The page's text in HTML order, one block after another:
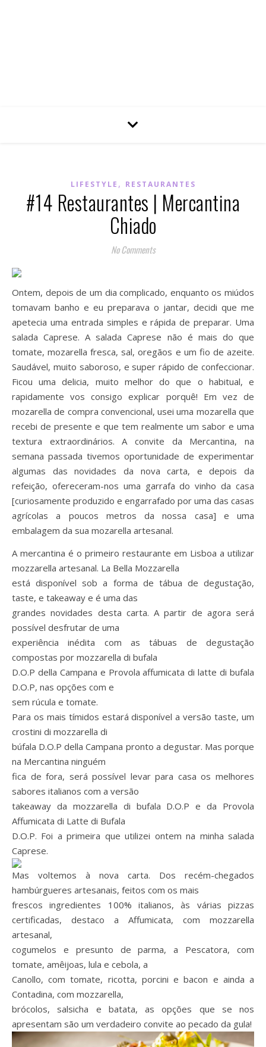
LIFESTYLE , RESTAURANTES
#14 Restaurantes | Mercantina
Chiado
No Comments
Ontem, depois de um dia complicado, enquanto os miúdos
tomavam banho e eu preparava o jantar, decidi que me
apetecia uma entrada simples e rápida de preparar. Uma
salada Caprese. A salada Caprese não é mais do que
tomate, mozarella fresca, sal, oregãos e um fio de azeite.
Saudável, muito saboroso, e super rápido de confeccionar.
Ficou uma delicia, muito melhor do que o habitual, e
rapidamente vos consigo explicar porquê! Em vez de
mozarella de compra convencional, usei uma mozarella que
recebi de presente e que tem realmente um sabor e uma
textura extraordinários. A convite da Mercantina, na
semana passada tivemos oportunidade de experimentar
algumas das novidades da nova carta, e depois da
refeição, ofereceram-nos uma garrafa do vinho da casa
[curiosamente produzido e engarrafado por uma das casas
agrícolas a poucos metros da nossa casa] e uma
embalagem da sua mozarella artesanal.
A mercantina é o primeiro restaurante em Lisboa a utilizar
mozzarella artesanal. La Bella Mozzarella
está disponível sob a forma de tábua de degustação,
taste, e takeaway e é uma das
grandes novidades desta carta. A partir de agora será
possível desfrutar de uma
experiência inédita com as tábuas de degustação
compostas por mozzarella di bufala
D.O.P della Campana e Provola affumicata di latte di bufala
D.O.P, nas opções com e
sem rúcula e tomate.
Para os mais tímidos estará disponível a versão taste, um
crostini di mozzarella di
búfala D.O.P della Campana pronto a degustar. Mas porque
na Mercantina ninguém
fica de fora, será possível levar para casa os melhores
sabores italianos com a versão
takeaway da mozzarella di bufala D.O.P e da Provola
Affumicata di Latte di Bufala
D.O.P. Foi a primeira que utilizei ontem na minha salada
Caprese.
Mas voltemos à nova carta. Dos recém-chegados
hambúrgueres artesanais, feitos com os mais
frescos ingredientes 100% italianos, às várias pizzas
certificadas, destaco a Affumicata, com mozzarella
artesanal,
cogumelos e presunto de parma, a Pescatora, com
tomate, amêijoas, lula e cebola, a
Canollo, com tomate, ricotta, porcini e bacon e ainda a
Contadina, com mozzarella,
brócolos, salsicha e batata, as opções que se nos
apresentam são um verdadeiro convite ao pecado da gula!